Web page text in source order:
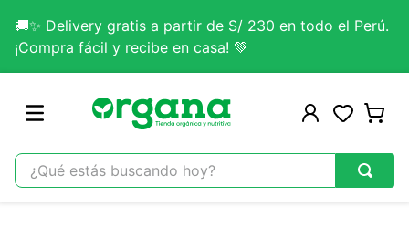
🚚✨ Delivery gratis a partir de S/ 230 en todo el Perú.
¡Compra fácil y recibe en casa! 💚
¿Qué estás buscando hoy?